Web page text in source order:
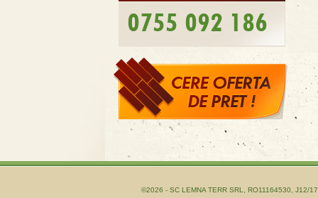
0755 092 186
©2026 - SC LEMNA TERR SRL, RO11164530, J12/